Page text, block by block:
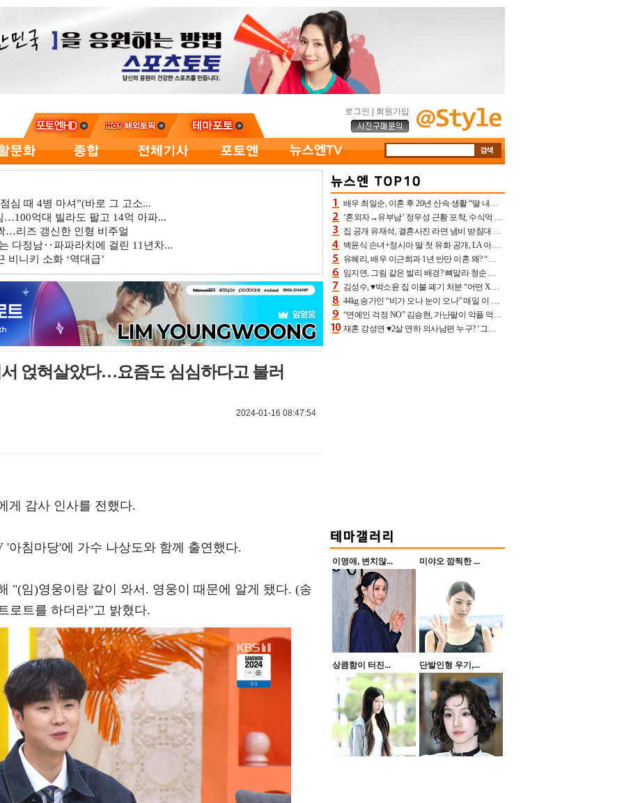
로그인 회원가입
심 때 4병 마셔”(바로 그 고소...
억대 빌라도 팔고 14억 아파...
…리즈 갱신한 인형 비주얼
다정남‥파파라치에 걸린 11년차...
비니키 소화 ‘역대급’
얹혀살았다…요즘도 심심하다고 불러
2024-01-16 08:47:54
게 감사 인사를 전했다.
'아침마당'에 가수 나상도와 함께 출연했다.
"(임)영웅이랑 같이 와서. 영웅이 때문에 알게 됐다. (송
로트를 하더라"고 밝혔다.
배우 최일순, 이혼 후 20년 산속 생활 “딸 내가 버렸다고 원망‥맘 아파”(특종)[어제TV]
‘혼외자→유부남’ 정우성 근황 포착, 수식억 해킹 피해 후배 만났다 “존경하는”
집 공개 유재석, 결혼사진 라면 냄비 받침대 되고 분노‥가족사진도 피해(놀뭐)[어제TV]
백윤식 손녀+정시아 딸 첫 유화 공개, LA 아트쇼→서울국제조각페스타 작가다운 수준급 실력
유혜리, 배우 이근희과 1년 반만 이혼 왜? “식칼 꽂고 의자 던져” 충격 폭로(특종)[어제TV]
임지연, 그림 같은 발리 배경? 뼈말라 청순 비키니 핏에 상대 안 되네
김성수, ♥박소윤 집 이불 폐기 처분 “어떤 X이랑 썼을지 몰라” 질투(신랑수업2)[어제TV]
44kg 송가인 “비가 오나 눈이 오나” 매일 이 운동, 허벅지 근육량 상승+체지방 감소
“연예인 걱정 NO” 김승현, 가난팔이 악플 억울할만‥아내+딸과 日 여행
재혼 강성연 ♥2살 연하 의사남편 누구? ‘그알’ 자문의에 훈남 비주얼 초엘리트 스펙 [종합]
이영애, 변치않... 미야오 깜찍한 ...
상큼함이 터진... 단발인형 우기,...